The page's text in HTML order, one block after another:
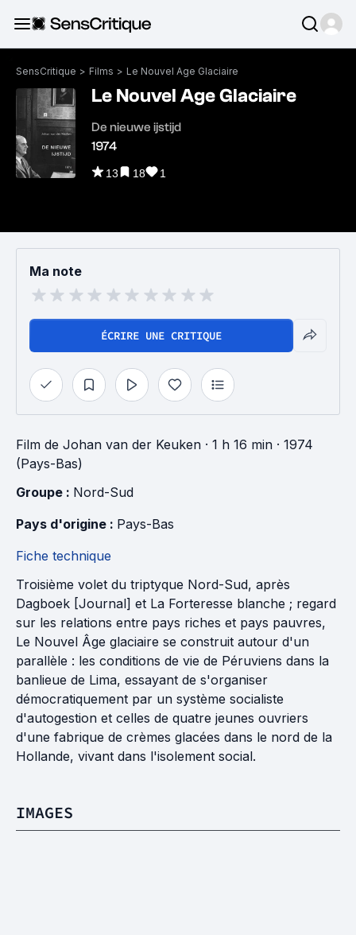
SensCritique > Films > Le Nouvel Age Glaciaire
Le Nouvel Age Glaciaire
De nieuwe ijstijd
1974
13 18 1
Ma note
ÉCRIRE UNE CRITIQUE
Film de Johan van der Keuken · 1 h 16 min · 1974
(Pays-Bas)
Groupe : Nord-Sud
Pays d'origine : Pays-Bas
Fiche technique
Troisième volet du triptyque Nord-Sud, après
Dagboek [Journal] et La Forteresse blanche ; regard
sur les relations entre pays riches et pays pauvres,
Le Nouvel Âge glaciaire se construit autour d'un
parallèle : les conditions de vie de Péruviens dans la
banlieue de Lima, essayant de s'organiser
démocratiquement par un système socialiste
d'autogestion et celles de quatre jeunes ouvriers
d'une fabrique de crèmes glacées dans le nord de la
Hollande, vivant dans l'isolement social.
IMAGES